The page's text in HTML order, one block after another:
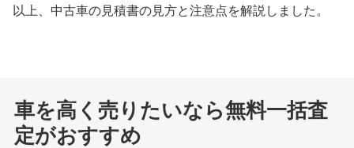
以上、中古車の見積書の見方と注意点を解説しました。
車を高く売りたいなら無料一括査
定がおすすめ